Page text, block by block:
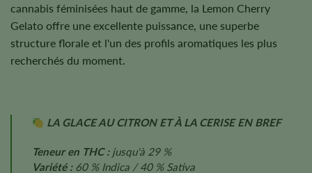
cannabis féminisées haut de gamme, la Lemon Cherry
Gelato offre une excellente puissance, une superbe
structure florale et l'un des profils aromatiques les plus
recherchés du moment.
LA GLACE AU CITRON ET À LA CERISE EN BREF
Teneur en THC :jusqu'à 29 %
Variété :60 % Indica / 40 % Sativa